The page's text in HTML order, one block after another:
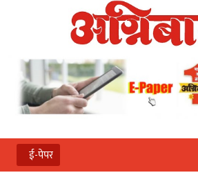
ई-पेपर